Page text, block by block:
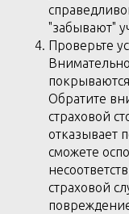
"забывают"
Проверьте
Обратите
страховой
отказывает
сможете
страховой